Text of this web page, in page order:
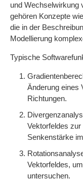
und Wechselwirkung
gehören Konzepte
die in der
Modellierung
Typische
Änderung eines
Richtungen.
Vektorfeldes
Senkenstärke
Vektorfeldes,
untersuchen.